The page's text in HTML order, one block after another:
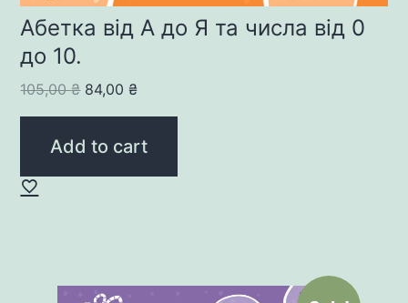
Абетка від А до Я та числа від 0
до 10.
105,00₴ Original
price
was:
84,00₴Current
price
is:
Add to cart